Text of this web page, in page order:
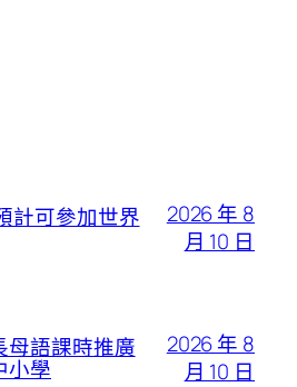
計可參加世界
2026 年 8
月 10 日
母語課時推廣
小學
2026 年 8
月 10 日